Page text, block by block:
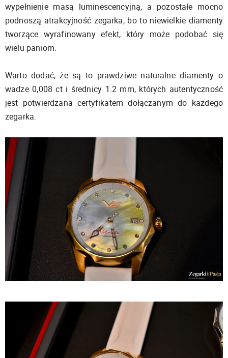
wypełnienie masą luminescencyjną, a pozostałe mocno
podnoszą atrakcyjność zegarka, bo to niewielkie diamenty
tworzące wyrafinowany efekt, który może podobać się
wielu paniom.
Warto dodać, że są to prawdziwe naturalne diamenty o
wadze 0,008 ct i średnicy 1.2 mm, których autentyczność
jest potwierdzana certyfikatem dołączanym do każdego
zegarka.